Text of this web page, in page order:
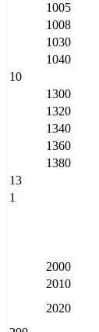
1005
1008
1030
1040
10
1300
1320
1340
1360
1380
13
1
2000
2010
2020